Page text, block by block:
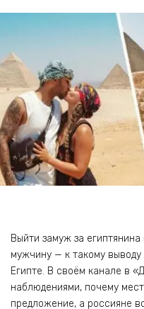
Выйти замуж за
мужчину — к такому
Египте. В своём канале в
наблюдениями, почему
предложение, а россияне